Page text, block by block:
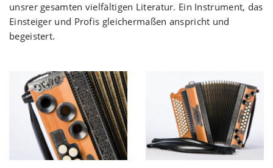
unsrer gesamten vielfältigen Literatur. Ein Instrument, das
Einsteiger und Profis gleichermaßen anspricht und
begeistert.